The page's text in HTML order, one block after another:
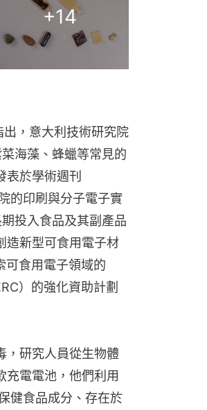
+14
，意大利技術研究院
海藻、蜂蠟等常見的
表於學術週刊
的印刷與分子電子實
投入食品及其副產品
造新型可食用電子材
食用電子領域的
）的強化資助計劃
，研究人員從生物體
充電電池，他們利用
健食品成分、存在於